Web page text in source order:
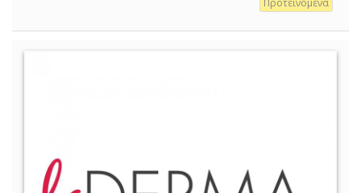
Προτεινόμενα